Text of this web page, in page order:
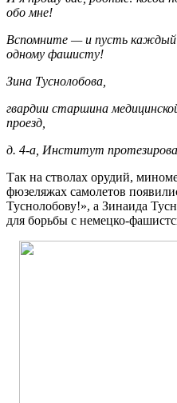
обо мне!
Вспомните — и пусть каждый
одному фашисту!
Зина Туснолобова,
гвардии старшина
проезд,
д. 4-а, Институт
Так на стволах орудий,
фюзеляжах самолетов
Туснолобову!», а Зинаида
для борьбы с немецко-